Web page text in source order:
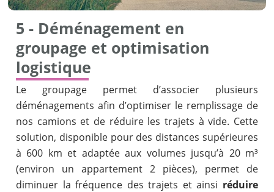
5 - Déménagement en
groupage et optimisation
logistique
Le groupage permet d’associer plusieurs
déménagements afin d’optimiser le remplissage de
nos camions et de réduire les trajets à vide. Cette
solution, disponible pour des distances supérieures
à 600 km et adaptée aux volumes jusqu’à 20 m³
(environ un appartement 2 pièces), permet de
diminuer la fréquence des trajets et ainsi réduire